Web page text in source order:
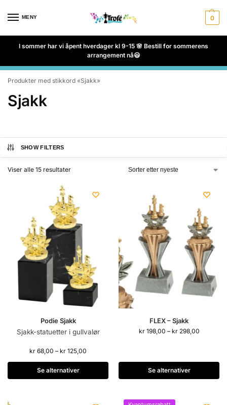
MENY 0
I sommer har vi åpent hverdager kl 9-15 🌸 Bestill for sommerens
arrangement nå😃
Produkter med stikkord «Sjakk»
Sjakk
SHOW FILTERS
Viser alle 15 resultater
Podie Sjakk
Sjakk-statuetter i gullvalør
kr 68,00 – kr 125,00
Se alternativer
FLEX – Sjakk
kr198,00 – kr298,00
Se alternativer